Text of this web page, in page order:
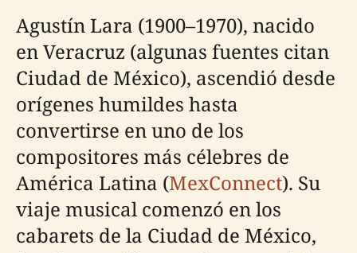
Agustín Lara (1900–1970), nacido
en Veracruz (algunas fuentes citan
Ciudad de México), ascendió desde
orígenes humildes hasta
convertirse en uno de los
compositores más célebres de
América Latina (MexConnect). Su
viaje musical comenzó en los
cabarets de la Ciudad de México,